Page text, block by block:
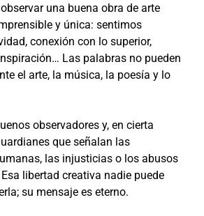
una buena obra de arte
y única: sentimos
conexión con lo superior,
Las palabras no pueden
el arte, la música, la poesía y lo
observadores y, en cierta
que señalan las
las injusticias o los abusos
libertad creativa nadie puede
su mensaje es eterno.